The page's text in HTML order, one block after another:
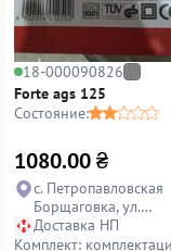
18-000090826
Forte ags 125
Состояние:
1080.00₴
с. Петропавловская
Борщаговка, ул.
Петропавловская, 14
Доставка НП
Комплект: